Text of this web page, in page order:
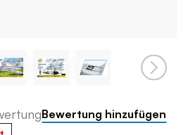
Bewertung hinzufügen